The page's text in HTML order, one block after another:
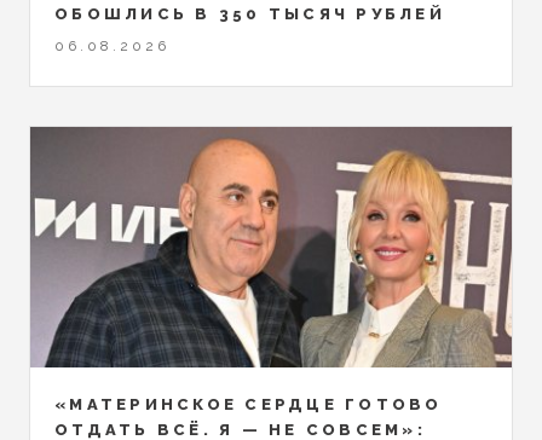
ОБОШЛИСЬ В 350 ТЫСЯЧ РУБЛЕЙ
06.08.2026
«МАТЕРИНСКОЕ СЕРДЦЕ ГОТОВО
ОТДАТЬ ВСЁ. Я — НЕ СОВСЕМ»: